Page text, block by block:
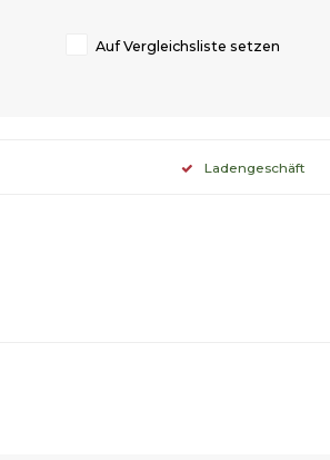
Auf Vergleichsliste setzen
Ladengeschäft